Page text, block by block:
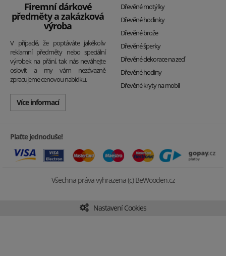
Firemní dárkové
předměty a zakázková
výroba
V případě, že poptáváte jakékoliv
reklamní předměty nebo speciální
výrobek na přání, tak nás neváhejte
oslovit a my vám nezávazně
zpracujeme cenovou nabídku.
Více informací
Dřevěné motýlky
Dřevěné hodinky
Dřevěné brože
Dřevěné šperky
Dřevěné dekorace na zeď
Dřevěné hodiny
Dřevěné kryty na mobil
Plaťte jednoduše!
Všechna práva vyhrazena (c) BeWooden.cz
Nastavení Cookies